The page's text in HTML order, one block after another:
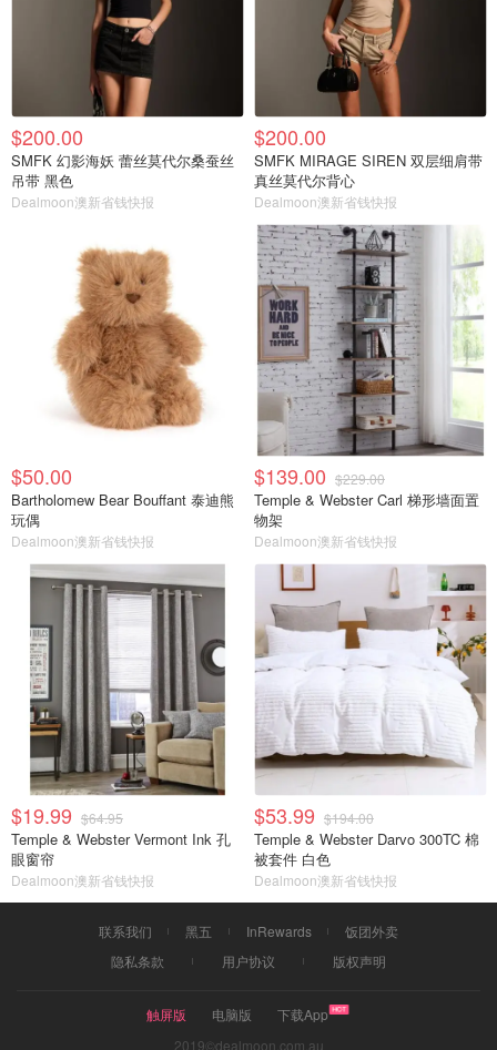
$200.00
SMFK 幻影海妖 蕾丝莫代尔桑蚕丝
吊带 黑色
Dealmoon澳新省钱快报
$200.00
SMFK MIRAGE SIREN 双层细肩带
真丝莫代尔背心
Dealmoon澳新省钱快报
$50.00
Bartholomew Bear Bouffant 泰迪熊
玩偶
Dealmoon澳新省钱快报
$139.00 $229.00
Temple & Webster Carl 梯形墙面置
物架
Dealmoon澳新省钱快报
$19.99 $64.95
Temple & Webster Vermont Ink 孔
眼窗帘
Dealmoon澳新省钱快报
$53.99 $194.00
Temple & Webster Darvo 300TC 棉
被套件 白色
Dealmoon澳新省钱快报
联系我们 黑五 InRewards
饭团外卖
隐私条款
用户协议 版权声明
触屏版 电脑版
下载App
2019©dealmoon.com.au